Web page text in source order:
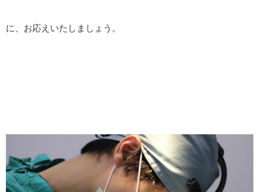
に、お応えいたしましょう。